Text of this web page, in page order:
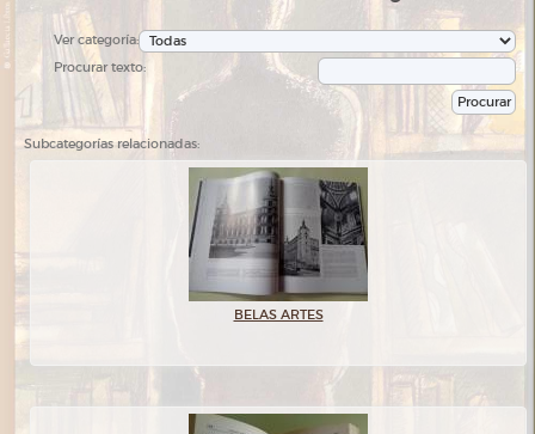
Ver categoría:
Procurar texto:
Subcategorías relacionadas:
BELAS ARTES